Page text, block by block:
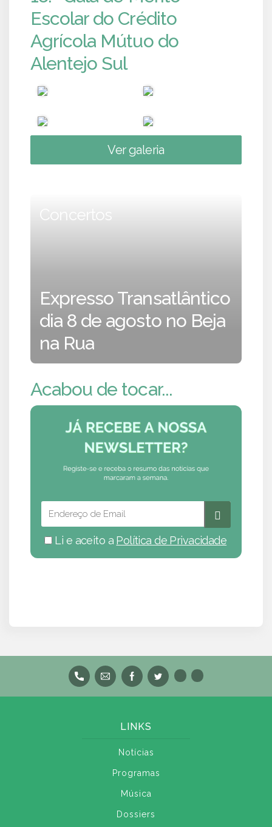
Escolar do Crédito
Agrícola Mútuo do
Alentejo Sul
Ver galeria
Concertos
Expresso Transatlântico
dia 8 de agosto no Beja
na Rua
Acabou de tocar...
Li e aceito a Política de Privacidade
LINKS
Notícias
Programas
Música
Dossiers